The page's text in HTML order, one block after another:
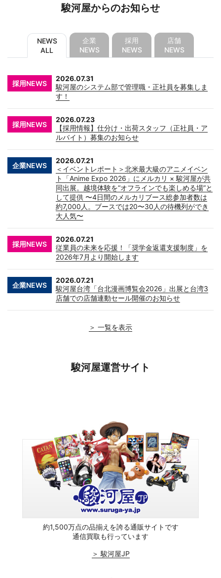
駿河屋からのお知らせ
NEWS
ALL
企業
NEWS
採用
NEWS
店舗
NEWS
採用NEWS
2026.07.31
駿河屋のシステム部で管理職・正社員を募集しま
す！
採用NEWS
2026.07.23
【採用情報】仕分け・出荷スタッフ（正社員・ア
ルバイト）募集のお知らせ
企業NEWS
2026.07.21
＜イベントレポート＞北米最大級のアニメイベン
ト「Anime Expo 2026」にメルカリ × 駿河屋が共
同出展。越境体験を“オフラインでも楽しめる場”と
して提供 〜4日間のメルカリブース総参加者数は
約7,000人。ブースでは20〜30人の待機列ができ
大人気〜
採用NEWS
2026.07.21
従業員の未来を応援！「奨学金返還支援制度」を
2026年7月より開始します
企業NEWS
2026.07.21
駿河屋台湾「台北漫画博覧会2026」出展と台湾3
店舗での店舗連動セール開催のお知らせ
＞ 一覧を表示
駿河屋運営サイト
約1,500万点の品揃えを誇る通販サイトです
通信買取も行っています
＞ 駿河屋JP